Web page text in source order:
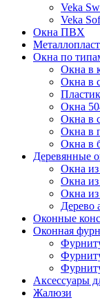
Veka
Veka
Окна ПВХ
Окна по
Окна в
Окна в
Окна
Окна в
Окна в
Окна в
Деревянные
Окна
Окна
Окна из
Дерево
Оконные
Оконная
Аксессуары
Жалюзи